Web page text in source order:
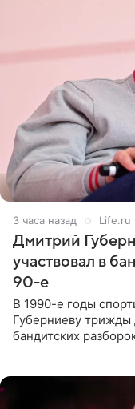
3 часа назад Life.ru
Дмитрий
участвовал в
90-е
В 1990-е годы
Губерниеву трижды
бандитских